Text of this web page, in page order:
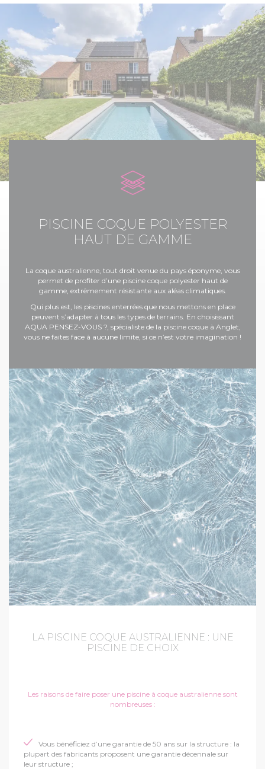
PISCINE COQUE POLYESTER
HAUT DE GAMME
La coque australienne, tout droit venue du pays éponyme, vous
permet de profiter d’une piscine coque polyester haut de
gamme, extrêmement résistante aux aléas climatiques.
Qui plus est, les piscines enterrées que nous mettons en place
peuvent s’adapter à tous les types de terrains. En choisissant
AQUA PENSEZ-VOUS ?, spécialiste de la piscine coque à Anglet,
vous ne faites face à aucune limite, si ce n’est votre imagination !
LA PISCINE COQUE AUSTRALIENNE : UNE
PISCINE DE CHOIX
Les raisons de faire poser une piscine à coque australienne sont
nombreuses :
Vous bénéficiez d’une garantie de 50 ans sur la structure : la
plupart des fabricants proposent une garantie décennale sur
leur structure ;